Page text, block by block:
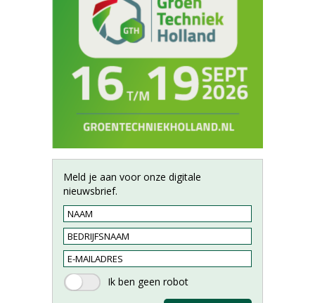
Meld je aan voor onze digitale
nieuwsbrief.